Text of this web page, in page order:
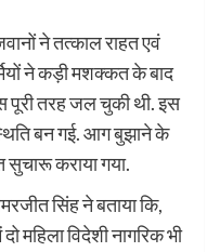
ने तत्काल राहत एवं
ने कड़ी मशक्कत के बाद
पूरी तरह जल चुकी थी. इस
बन गई. आग बुझाने के
सुचारू कराया गया.
सिंह ने बताया कि,
महिला विदेशी नागरिक भी